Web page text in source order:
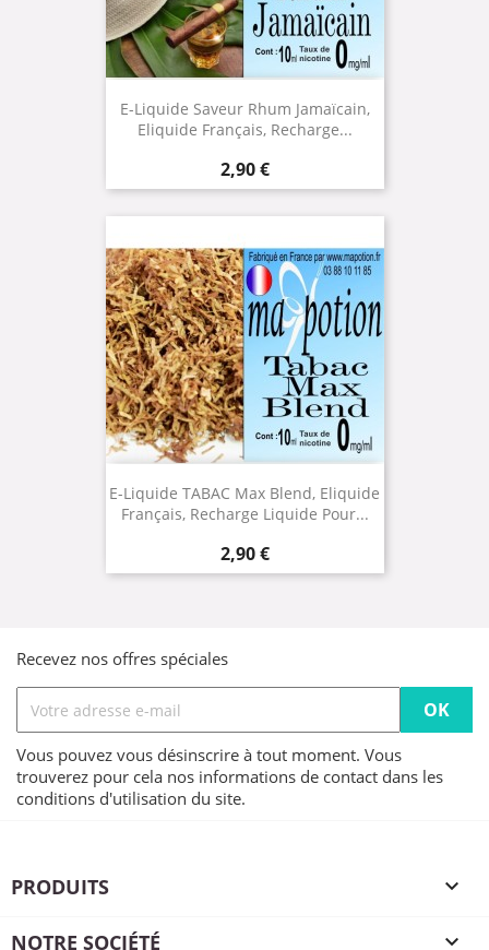
E-Liquide Saveur Rhum Jamaïcain,
Eliquide Français, Recharge...
Prix
2,90 €
E-Liquide TABAC Max Blend, Eliquide
Français, Recharge Liquide Pour...
Prix
2,90 €
Recevez nos offres spéciales
Vous pouvez vous désinscrire à tout moment. Vous
trouverez pour cela nos informations de contact dans les
conditions d'utilisation du site.
PRODUITS 
NOTRE SOCIÉTÉ 